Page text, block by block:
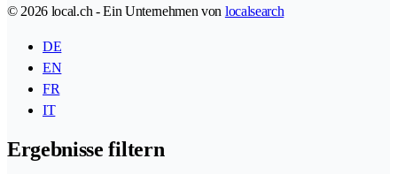
© 2026 local.ch - Ein Unternehmen von localsearch
DE
EN
FR
IT
Ergebnisse filtern